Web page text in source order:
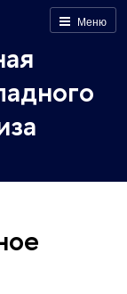
Меню